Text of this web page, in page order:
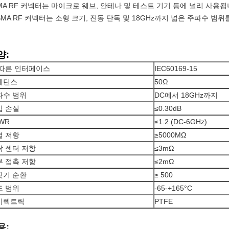
RF 커넥터는 마이크로 웨브, 안테나 및 테스트 기기 등에 널리 사용됩
RF 커넥터는 소형 크기, 진동 단독 및 18GHz까지 넓은 주파수 범위
:
른 인터페이스
IEC60169-15
던스
50Ω
수 범위
DC에서 18GHz까지
손실
≤0.30dB
≤1.2 (DC-6GHz)
저항
≥5000MΩ
센터 저항
≤3mΩ
접촉 저항
≤2mΩ
기 순환
≥ 500
범위
-65-+165°C
렉트릭
PTFE
: